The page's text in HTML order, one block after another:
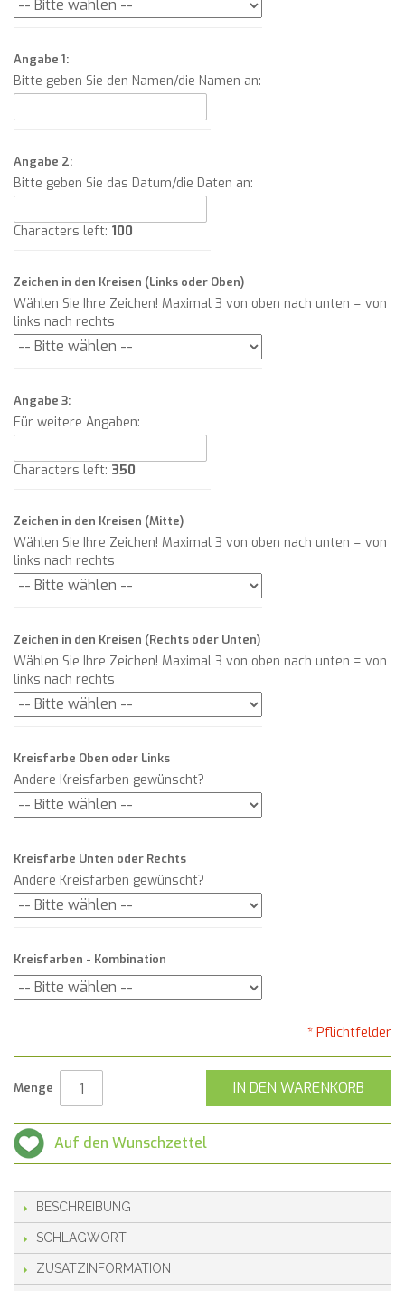
Angabe 1:
Bitte geben Sie den Namen/die Namen an:
Angabe 2:
Bitte geben Sie das Datum/die Daten an:
Characters left: 100
Zeichen in den Kreisen (Links oder Oben)
Wählen Sie Ihre Zeichen! Maximal 3 von oben nach unten = von
links nach rechts
Angabe 3:
Für weitere Angaben:
Characters left: 350
Zeichen in den Kreisen (Mitte)
Wählen Sie Ihre Zeichen! Maximal 3 von oben nach unten = von
links nach rechts
Zeichen in den Kreisen (Rechts oder Unten)
Wählen Sie Ihre Zeichen! Maximal 3 von oben nach unten = von
links nach rechts
Kreisfarbe Oben oder Links
Andere Kreisfarben gewünscht?
Kreisfarbe Unten oder Rechts
Andere Kreisfarben gewünscht?
Kreisfarben - Kombination
* Pflichtfelder
Menge IN DEN WARENKORB
Auf den Wunschzettel
BESCHREIBUNG
SCHLAGWORT
ZUSATZINFORMATION